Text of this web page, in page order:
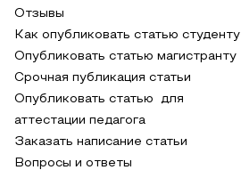
Отзывы
Как опубликовать статью студенту
Опубликовать статью магистранту
Срочная публикация статьи
Опубликовать статью для
аттестации педагога
Заказать написание статьи
Вопросы и ответы